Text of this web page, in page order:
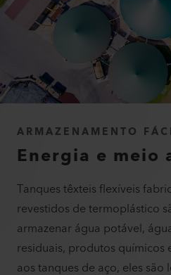
ARMAZENAMENTO
Energia e meio
Tanques têxteis flexíveis
revestidos de termoplástico
armazenar água potável,
residuais, produtos químicos
aos tanques de aço, eles são